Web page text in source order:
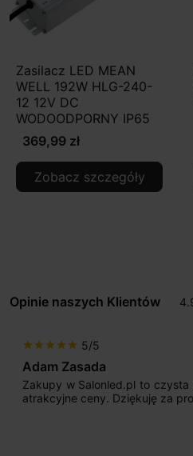
Zasilacz LED MEAN
WELL 192W HLG-240-
12 12V DC
WODOODPORNY IP65
369,99 zł
Zobacz szczegóły
Opinie naszych Klientów
star star star star star 5/5
Adam Zasada
Zakupy w Salonled.pl to
atrakcyjne ceny. Dziękuję za